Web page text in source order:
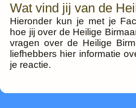
Wat vind jij van de
Hieronder kun je met je
hoe jij over de Heilige
vragen over de Heilige
liefhebbers hier informatie
je reactie.